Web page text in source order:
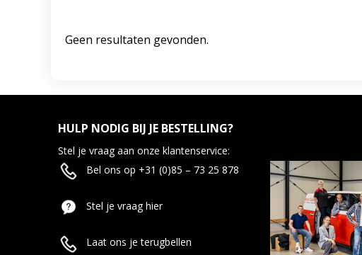
Geen resultaten gevonden.
HULP NODIG BIJ JE BESTELLING?
Stel je vraag aan onze klantenservice:
Bel ons op +31 (0)85 – 73 25 878
Stel je vraag hier
Laat ons je terugbellen